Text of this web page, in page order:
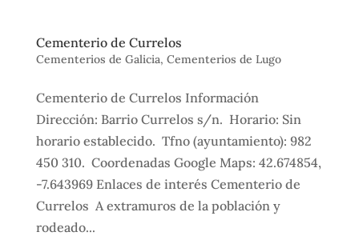
Cementerio de Currelos
Cementerios de Galicia, Cementerios de Lugo
Cementerio de Currelos Información
Dirección: Barrio Currelos s/n. Horario: Sin
horario establecido. Tfno (ayuntamiento): 982
450 310. Coordenadas Google Maps: 42.674854,
-7.643969 Enlaces de interés Cementerio de
Currelos A extramuros de la población y
rodeado...